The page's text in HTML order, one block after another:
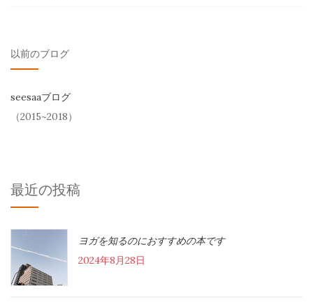
以前のブログ
seesaaブログ
（2015~2018）
最近の投稿
ヨガを知るのにおすすめの本です
2024年8月28日